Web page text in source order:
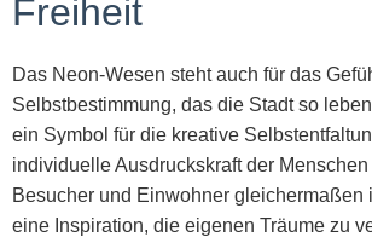
Freiheit
Das Neon-Wesen steht auch für das
Selbstbestimmung, das die Stadt so
ein Symbol für die kreative
individuelle Ausdruckskraft der
Besucher und Einwohner gleichermaßen
eine Inspiration, die eigenen Träume zu